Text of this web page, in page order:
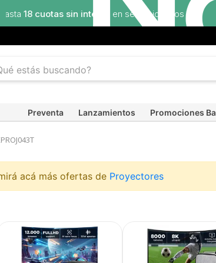
Preventa Lanzamientos Promociones
acá más ofertas de Proyectores